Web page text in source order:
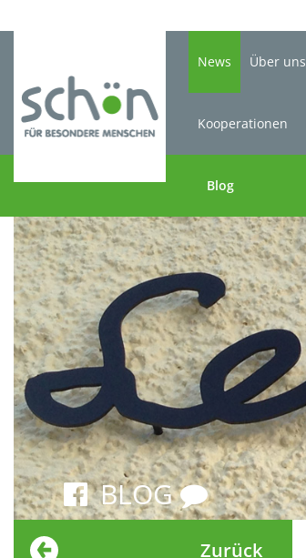
News
Blog
Über uns
Kooperationen
BLOG
Zurück